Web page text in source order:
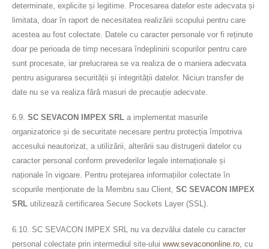
determinate, explicite și legitime. Procesarea datelor este adecvata și
limitata, doar în raport de necesitatea realizării scopului pentru care
acestea au fost colectate. Datele cu caracter personale vor fi reținute
doar pe perioada de timp necesara îndeplinirii scopurilor pentru care
sunt procesate, iar prelucrarea se va realiza de o maniera adecvata
pentru asigurarea securității și integrității datelor. Niciun transfer de
date nu se va realiza fără masuri de precauție adecvate.
6.9. SC SEVACON IMPEX SRL a implementat masurile
organizatorice și de securitate necesare pentru protecția împotriva
accesului neautorizat, a utilizării, alterării sau distrugerii datelor cu
caracter personal conform prevederilor legale internaționale și
naționale în vigoare. Pentru protejarea informațiilor colectate în
scopurile menționate de la Membru sau Client, SC SEVACON IMPEX
SRL utilizează certificarea Secure Sockets Layer (SSL).
6.10. SC SEVACON IMPEX SRL nu va dezvălui datele cu caracter
personal colectate prin intermediul site-ului www.sevacononline.ro , cu